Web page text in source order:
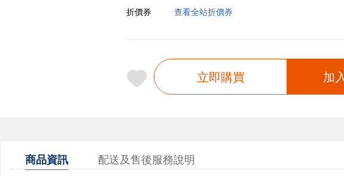
折價券
查看全站折價券
立即購買 加
商品資訊 配送及售後服務說明